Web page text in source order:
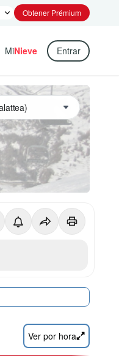
Obtener Prémium
MiNieve Entrar
Ver por hora